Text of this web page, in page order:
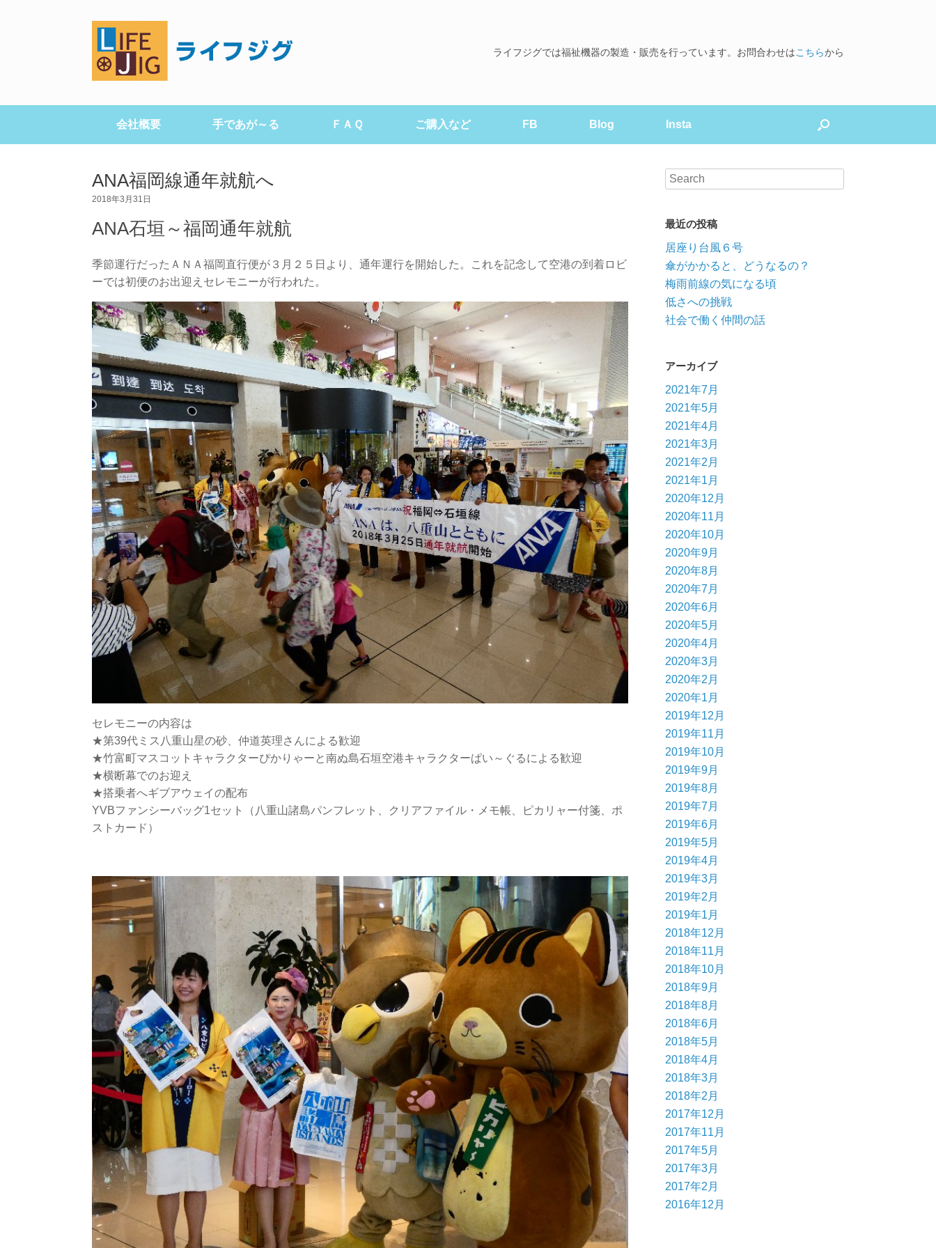
ライフジグでは福祉機器の製造・販売を行っています。お問合わせはこちらから
会社概要 手であが～る ＦＡＱ ご購入など FB Blog Insta
ANA福岡線通年就航へ
2018年3月31日
ANA石垣～福岡通年就航
季節運行だったＡＮＡ福岡直行便が３月２５日より、通年運行を開始した。これを記念して空港の到着ロビ
ーでは初便のお出迎えセレモニーが行われた。
セレモニーの内容は
★第39代ミス八重山星の砂、仲道英理さんによる歓迎
★竹富町マスコットキャラクターぴかりゃーと南ぬ島石垣空港キャラクターぱい～ぐるによる歓迎
★横断幕でのお迎え
★搭乗者へギブアウェイの配布
YVBファンシーバッグ1セット（八重山諸島パンフレット、クリアファイル・メモ帳、ピカリャー付箋、ポ
ストカード）
最近の投稿
居座り台風６号
傘がかかると、どうなるの？
梅雨前線の気になる頃
低さへの挑戦
社会で働く仲間の話
アーカイブ
2021年7月
2021年5月
2021年4月
2021年3月
2021年2月
2021年1月
2020年12月
2020年11月
2020年10月
2020年9月
2020年8月
2020年7月
2020年6月
2020年5月
2020年4月
2020年3月
2020年2月
2020年1月
2019年12月
2019年11月
2019年10月
2019年9月
2019年8月
2019年7月
2019年6月
2019年5月
2019年4月
2019年3月
2019年2月
2019年1月
2018年12月
2018年11月
2018年10月
2018年9月
2018年8月
2018年6月
2018年5月
2018年4月
2018年3月
2018年2月
2017年12月
2017年11月
2017年5月
2017年3月
2017年2月
2016年12月